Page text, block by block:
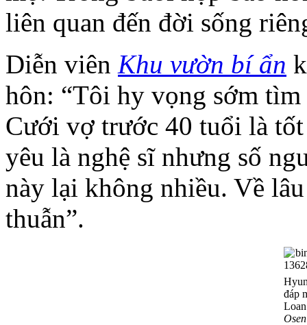
liên quan đến đời sống
Diễn viên Khu vườn bí ẩn
hôn: “Tôi hy vọng sớm
Cưới vợ trước 40 tuổi là
yêu là nghệ sĩ nhưng số
này lại không nhiều. Về
thuẫn”.
đáp
Osen